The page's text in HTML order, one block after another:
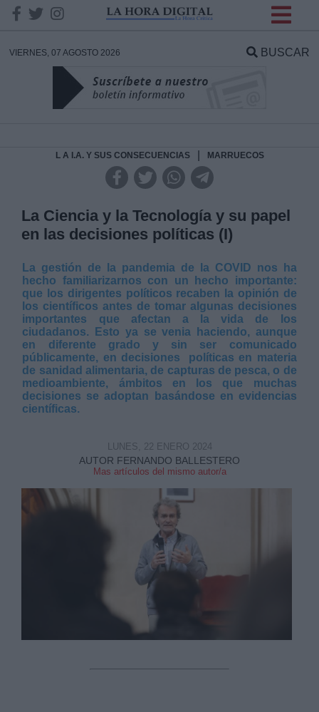
VIERNES, 07 AGOSTO 2026 BUSCAR
L A I.A. Y SUS CONSECUENCIAS MARRUECOS
La Ciencia y la Tecnología y su papel
en las decisiones políticas (I)
La gestión de la pandemia de la COVID nos ha
hecho familiarizarnos con un hecho importante:
que los dirigentes políticos recaben la opinión de
los científicos antes de tomar algunas decisiones
importantes que afectan a la vida de los
ciudadanos. Esto ya se venia haciendo, aunque
en diferente grado y sin ser comunicado
públicamente, en decisiones políticas en materia
de sanidad alimentaria, de capturas de pesca, o de
medioambiente, ámbitos en los que muchas
decisiones se adoptan basándose en evidencias
científicas.
AUTOR FERNANDO BALLESTERO
Mas artículos del mismo autor/a
LUNES, 22 ENERO 2024
DATOS
Responsable:
Destinatarios:
Derechos:
link
Información adicional